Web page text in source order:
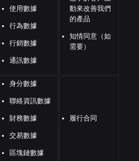
使用數據
行為數據
行銷數據
通訊數據
動來改善我們
的產品
知情同意（如
需要）
身分數據
聯絡資訊數據
財務數據
交易數據
區塊鏈數據
履行合同